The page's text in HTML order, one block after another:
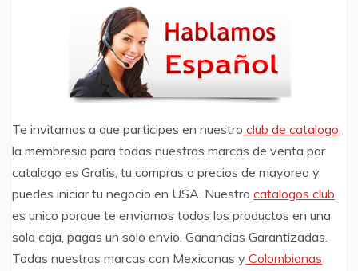
Te invitamos a que participes en nuestro club de catalogo,
la membresia para todas nuestras marcas de venta por
catalogo es Gratis, tu compras a precios de mayoreo y
puedes iniciar tu negocio en USA. Nuestro catalogos club
es unico porque te enviamos todos los productos en una
sola caja, pagas un solo envio. Ganancias Garantizadas.
Todas nuestras marcas con Mexicanas y Colombianas